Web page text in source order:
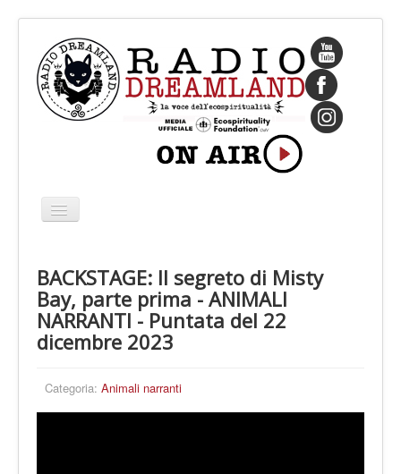
Cambia
navigazione
CHI SIAMO
IL FONDATORE
PROGRAMMI
BACKSTAGE: Il segreto di Misty
Bay, parte prima - ANIMALI
NARRANTI - Puntata del 22
dicembre 2023
Categoria: Animali narranti